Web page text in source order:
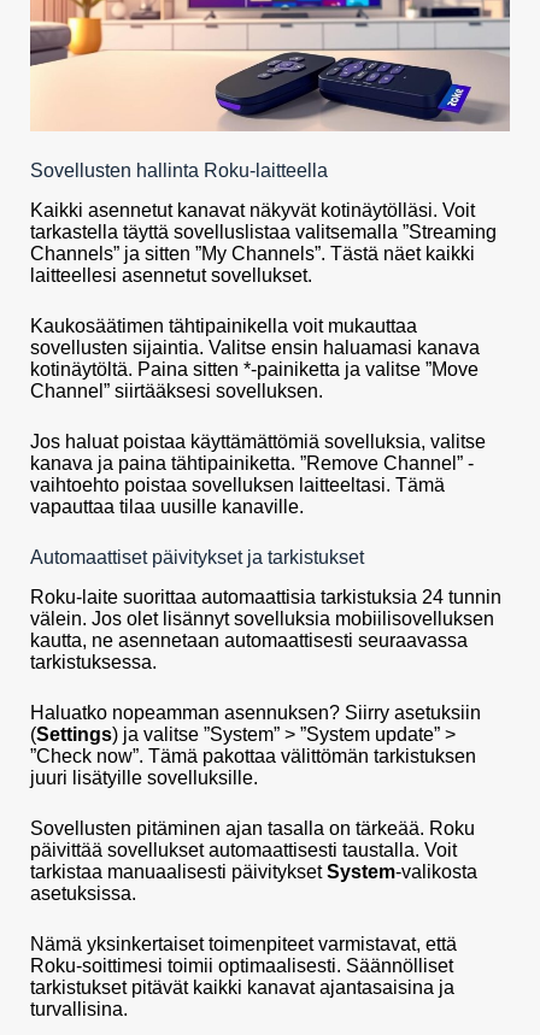
Sovellusten hallinta Roku-laitteella
Kaikki asennetut kanavat näkyvät kotinäytölläsi. Voit
tarkastella täyttä sovelluslistaa valitsemalla ”Streaming
Channels” ja sitten ”My Channels”. Tästä näet kaikki
laitteellesi asennetut sovellukset.
Kaukosäätimen tähtipainikella voit mukauttaa
sovellusten sijaintia. Valitse ensin haluamasi kanava
kotinäytöltä. Paina sitten *-painiketta ja valitse ”Move
Channel” siirtääksesi sovelluksen.
Jos haluat poistaa käyttämättömiä sovelluksia, valitse
kanava ja paina tähtipainiketta. ”Remove Channel” -
vaihtoehto poistaa sovelluksen laitteeltasi. Tämä
vapauttaa tilaa uusille kanaville.
Automaattiset päivitykset ja tarkistukset
Roku-laite suorittaa automaattisia tarkistuksia 24 tunnin
välein. Jos olet lisännyt sovelluksia mobiilisovelluksen
kautta, ne asennetaan automaattisesti seuraavassa
tarkistuksessa.
Haluatko nopeamman asennuksen? Siirry asetuksiin
(Settings) ja valitse ”System” > ”System update” >
”Check now”. Tämä pakottaa välittömän tarkistuksen
juuri lisätyille sovelluksille.
Sovellusten pitäminen ajan tasalla on tärkeää. Roku
päivittää sovellukset automaattisesti taustalla. Voit
tarkistaa manuaalisesti päivityksetSystem-valikosta
asetuksissa.
Nämä yksinkertaiset toimenpiteet varmistavat, että
Roku-soittimesi toimii optimaalisesti. Säännölliset
tarkistukset pitävät kaikki kanavat ajantasaisina ja
turvallisina.